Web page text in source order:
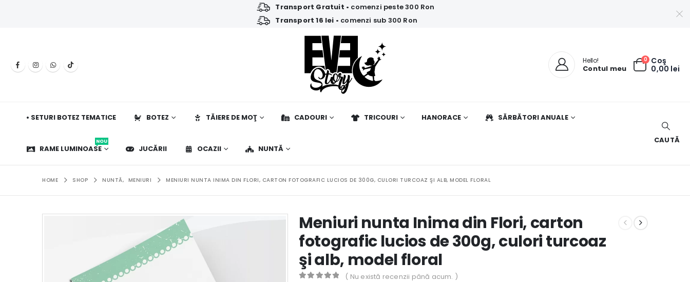
Transport Gratuit • comenzi peste 300 Ron
Transport 16 lei • comenzi sub 300 Ron
Hello!
Contul meu
0 Coş
0,00 lei
• SETURI BOTEZ TEMATICE BOTEZ TĂIERE DE MOŢ CADOURI TRICOURI HANORACE SĂRBĂTORI ANUALE
RAME LUMINOASE
NOU
JUCĂRII OCAZII NUNTĂ
CAUTĂ
HOME SHOP NUNTĂ, MENIURI MENIURI NUNTA INIMA DIN FLORI, CARTON FOTOGRAFIC LUCIOS DE 300G, CULORI TURCOAZ ŞI ALB, MODEL FLORAL
Meniuri nunta Inima din Flori, carton
fotografic lucios de 300g, culori turcoaz
şi alb, model floral
( Nu există recenzii până acum. )